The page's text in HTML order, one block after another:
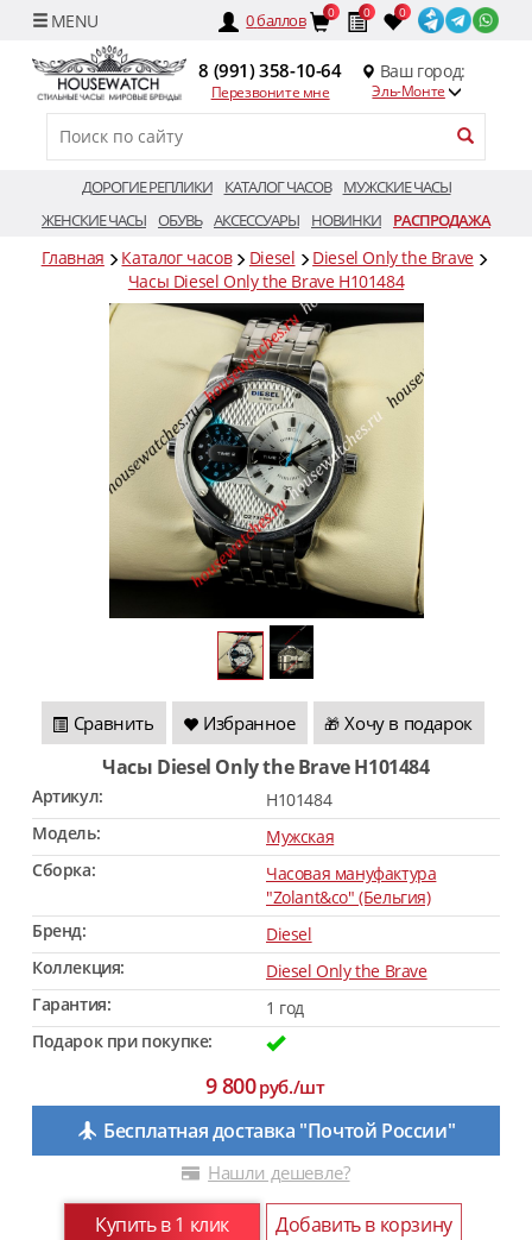
0баллов 0 0 0
8 (991) 358-10-64
Перезвоните мне
Ваш город:
Эль-Монте
ДОРОГИЕ РЕПЛИКИ КАТАЛОГ ЧАСОВ
МУЖСКИЕ ЧАСЫ
ЖЕНСКИЕ ЧАСЫ ОБУВЬ АКСЕССУАРЫ НОВИНКИ РАСПРОДАЖА
Главная Каталог часов Diesel
Diesel Only the Brave
Часы Diesel Only the Brave H101484
Сравнить Избранное 🎁 Хочу в подарок
Часы Diesel Only the Brave H101484
Артикул:
H101484
Модель:
Мужская
Сборка:
Часовая мануфактура
"Zolant&co" (Бельгия)
Бренд:
Diesel
Коллекция:
Diesel Only the Brave
Гарантия:
1 год
Подарок при покупке:
9 800руб./шт
Бесплатная доставка "Почтой России"
Нашли дешевле?
Купить в 1 клик Добавить в корзину